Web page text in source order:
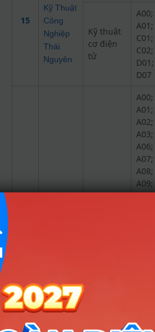
15
Kỹ Thuật
Công
Nghiệp
Thái
Nguyên
Kỹ thuật
cơ điện
tử
A00;
A01;
C01;
C02;
D01;
D07
A00;
A01;
A02;
A03;
A06;
A07;
A08;
A09;
B00;